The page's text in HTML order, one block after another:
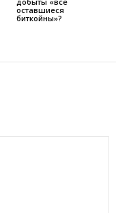
оставшиеся
биткойны»?